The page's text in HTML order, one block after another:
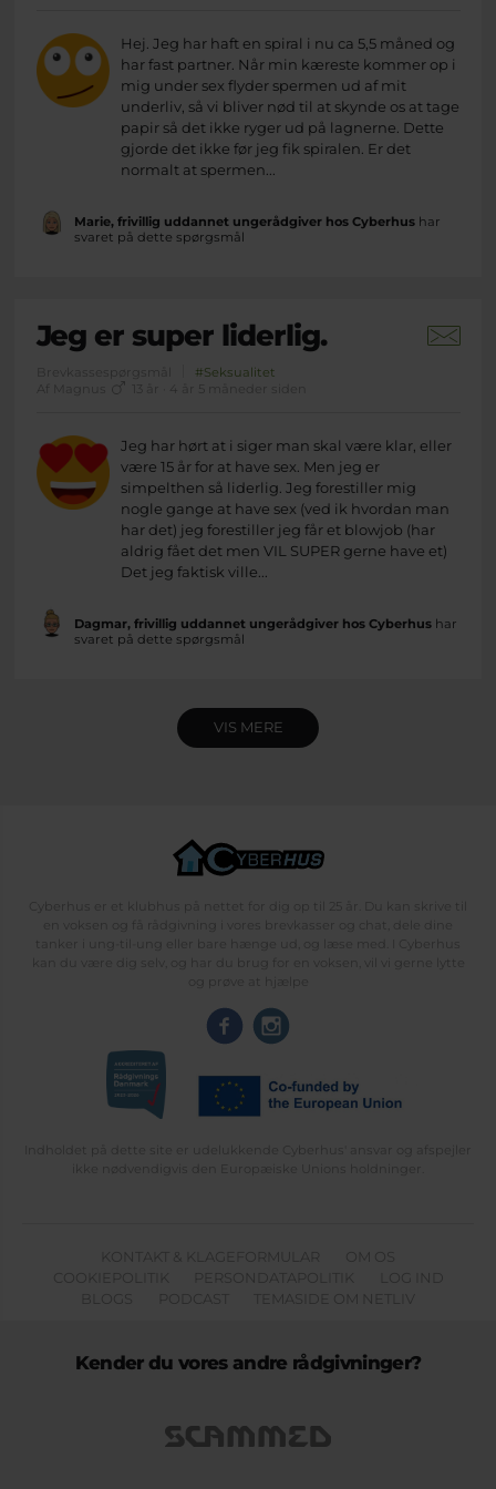
Hej. Jeg har haft en spiral i nu ca 5,5 måned og
har fast partner. Når min kæreste kommer op i
mig under sex flyder spermen ud af mit
underliv, så vi bliver nød til at skynde os at tage
papir så det ikke ryger ud på lagnerne. Dette
gjorde det ikke før jeg fik spiralen. Er det
normalt at spermen...
Marie, frivillig uddannet ungerådgiver hos Cyberhushar
svaret på dette spørgsmål
Jeg er super liderlig.
Brevkassespørgsmål
#Seksualitet
Af Magnus
13 år · 4 år 5 måneder siden
Jeg har hørt at i siger man skal være klar, eller
være 15 år for at have sex. Men jeg er
simpelthen så liderlig. Jeg forestiller mig
nogle gange at have sex (ved ik hvordan man
har det) jeg forestiller jeg får et blowjob (har
aldrig fået det men VIL SUPER gerne have et)
Det jeg faktisk ville...
Dagmar, frivillig uddannet ungerådgiver hos Cyberhushar
svaret på dette spørgsmål
VIS MERE
Cyberhus er et klubhus på nettet for dig op til 25 år. Du kan skrive til
en voksen og få rådgivning i vores brevkasser og chat, dele dine
tanker i ung-til-ung eller bare hænge ud, og læse med. I Cyberhus
kan du være dig selv, og har du brug for en voksen, vil vi gerne lytte
og prøve at hjælpe
Indholdet på dette site er udelukkende Cyberhus' ansvar og afspejler
ikke nødvendigvis den Europæiske Unions holdninger.
KONTAKT & KLAGEFORMULAR
OM OS
COOKIEPOLITIK
PERSONDATAPOLITIK
LOG IND
BLOGS
PODCAST TEMASIDE OM NETLIV
Kender du vores andre rådgivninger?